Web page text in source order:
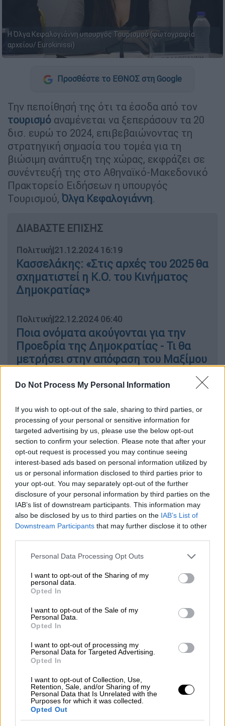
Do Not Process My Personal Information
If you wish to opt-out of the sale, sharing to third parties, or
processing of your personal or sensitive information for
targeted advertising by us, please use the below opt-out
section to confirm your selection. Please note that after your
opt-out request is processed you may continue seeing
interest-based ads based on personal information utilized by
us or personal information disclosed to third parties prior to
your opt-out. You may separately opt-out of the further
disclosure of your personal information by third parties on the
IAB’s list of downstream participants. This information may
also be disclosed by us to third parties on the IAB’s List of
Downstream Participants that may further disclose it to other
Please note that this website/app uses one or more Google
not limited to your visit or usage behaviour. You may click to
grant or deny consent to Google and its third-party tags to
use your data for below specified purposes in below Google
consent section.
Personal Data Processing Opt Outs
I want to opt-out of the Sharing of my
personal data.
Opted In
I want to opt-out of the Sale of my
Personal Data.
Opted In
I want to opt-out of processing my
Personal Data for Targeted Advertising.
Opted In
I want to opt-out of Collection, Use,
Retention, Sale, and/or Sharing of my
Personal Data that Is Unrelated with the
Purposes for which it was collected.
Opted Out
Η Όλγα Κεφαλογιάννη υπουργός Τουρισμού (φωτογραφία
αρχείου/ Eurokinissi)
Προσθέστε το ΕΘΝΟΣ στη Google
Την πεποίθησή της ότι τα έσοδα από τον
τουρισμό αναμένεται να ξεπεράσουν τα 20
δισ. ευρώ το 2024, επιβεβαιώνοντας τη
στρατηγική σημασία του τομέα για τη
βιώσιμη ανάπτυξη της χώρας, εκφράζει σε
συνέντευξή της στο Αθηναϊκό-Μακεδονικό
Πρακτορείο Ειδήσεων η υπουργός
Τουρισμού, Όλγα Κεφαλογιάννη.
ΔΙΑΒΑΣΤΕ ΕΠΙΣΗΣ
Πολιτική|21.12.2024 16:19
Κασσελάκης: «Στις αρχές του 2025 θα
σχηματιστεί η K.O. του Κινήματος
Δημοκρατίας»
Πολιτική|22.12.2024 06:40
Ποια ονόματα ακούγονται για την
Προεδρία της Δημοκρατίας - Τι θα
μετρήσει στην απόφαση του Μαξίμου
Παράλληλα, η υπουργός επισημαίνει ότι
συνολικά για το 2024 οελληνικός
τουρισμός, όχι μόνο διατήρησε τη δυναμική
του αλλά την ενίσχυσε περαιτέρω,
σημειώνοντας ιστορικά υψηλές επιδόσεις,
τόσο το πρώτο πεντάμηνο του έτους, όσο
και τους μήνες Σεπτέμβριο και Οκτώβριο.
«Έχουμε επομένως τα πρώτα απτά
αποτελέσματα της στρατηγικής μας
στόχευσης για την επέκταση της
τουριστικής περιόδου. Αναμένεται το 2024
να κλείσει ως το νέο έτος-ρεκόρ για
τον
Κεφαλογιάννη.
σημειώνει: «Ήδη τα πρώτα μηνύματα για το
2025 είναι θετικά. Εμείς, στο
Τουρισμούσυνεχίζουμε με τη στρατηγική
μας για την περαιτέρω ισχυροποίηση της
ανταγωνιστικότητας του ελληνικού
τουρισμού και την αναβάθμιση της εικόνας
της χώρας, ενώ επιδιώκουμε άνοιγμα σε
νέες αγορές-στόχους».